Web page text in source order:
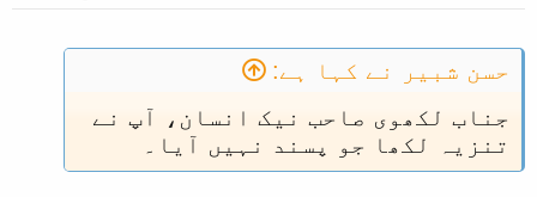
حسن شبیر نے کہا ہے:
جناب لکھوی صاحب نیک انسان، آپ نے
تنزیہ لکھا جو پسند نہیں آیا۔